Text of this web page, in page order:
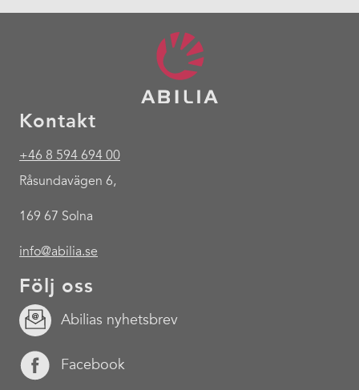
Kontakt
+46 8 594 694 00
Råsundavägen 6,
169 67 Solna
info@abilia.se
Följ oss
Abilias nyhetsbrev
Facebook